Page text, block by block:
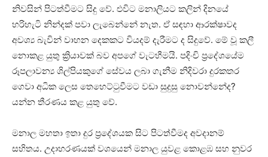
නිවසින් පිටත්වීමට සිදු වේ. එවිට මනාලියට කලින් දිනයේ
හරිහැටි නින්දක්‌ පවා ලැබෙන්නේ නැත. ඒ සඳහා ආරක්‌ෂාවද
අවශ්‍ය බැවින් වාහන දෙකකට වියදම් දැරීමට ද සිදුවේ. මේ වූ කලී
නොකළ යුතු ක්‍රියාවක්‌ බව අපගේ වැටහීමයි. පදිංචි ප්‍රදේශයේම
රූපලාවන්‍ය ශිල්පියකුගේ සේවය ලබා ගැනීම නිදිවරා දුරකතර
ගෙවා අධික ලෙස තෙහෙට්‌ටුවීමට වඩා සුදුසු නොවන්නේද?
යන්න තීරණය කළ යුතු වේ.
මනාල මහතා ඉතා දුර ප්‍රදේශයක සිට පිටත්වීමද අවදානම්
සහිතය. උදාහරණයක්‌ වශයෙන් මනාල යුවළ කොළඹ සහ නුවර